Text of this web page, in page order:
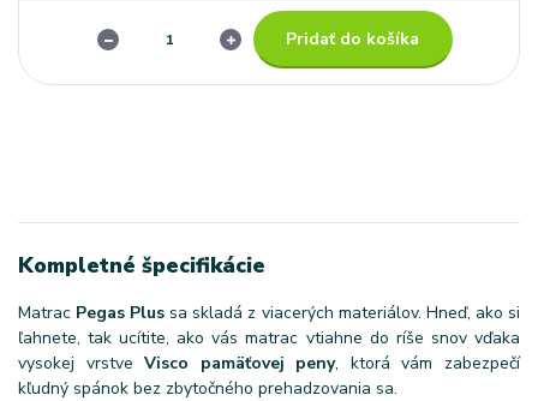
Pridať do košíka
Kompletné špecifikácie
Matrac Pegas Plussa skladá z viacerých materiálov. Hneď, ako si
ľahnete, tak ucítite, ako vás matrac vtiahne do ríše snov vďaka
vysokej vrstveVisco pamäťovej peny, ktorá vám zabezpečí
kľudný spánok bez zbytočného prehadzovania sa.